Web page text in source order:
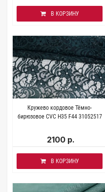
В КОРЗИНУ
Кружево кордовое Тёмно-
бирюзовое CVC H35 F44 31052517
2100 р.
В КОРЗИНУ